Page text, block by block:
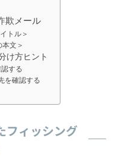
欺メール
トル＞
文＞
け方ヒント
する
を確認する
ィッシング